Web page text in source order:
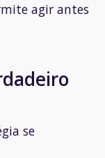
agir antes
se